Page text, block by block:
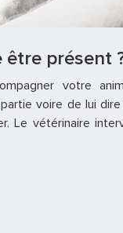
être présent
votre
voire de lui
Le vétérinaire